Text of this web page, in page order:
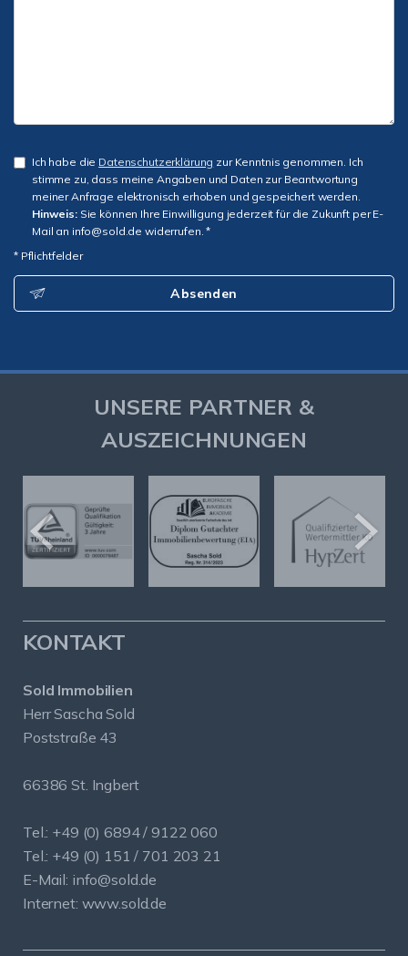
Ich habe die Datenschutzerklärung zur Kenntnis genommen. Ich
stimme zu, dass meine Angaben und Daten zur Beantwortung
meiner Anfrage elektronisch erhoben und gespeichert werden.
Hinweis:Sie können Ihre Einwilligung jederzeit für die Zukunft per E-
Mail an info@sold.de widerrufen. *
* Pflichtfelder
Absenden
UNSERE PARTNER &
AUSZEICHNUNGEN
KONTAKT
Sold Immobilien
Herr Sascha Sold
Poststraße 43
66386 St. Ingbert
Tel.: +49 (0) 6894 / 9122 060
Tel.: +49 (0) 151 / 701 203 21
E-Mail: info@sold.de
Internet: www.sold.de